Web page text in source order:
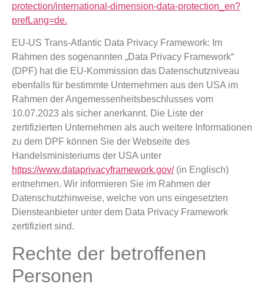
protection/international-dimension-data-protection_en?
prefLang=de.
EU-US Trans-Atlantic Data Privacy Framework: Im
Rahmen des sogenannten „Data Privacy Framework“
(DPF) hat die EU-Kommission das Datenschutzniveau
ebenfalls für bestimmte Unternehmen aus den USA im
Rahmen der Angemessenheitsbeschlusses vom
10.07.2023 als sicher anerkannt. Die Liste der
zertifizierten Unternehmen als auch weitere Informationen
zu dem DPF können Sie der Webseite des
Handelsministeriums der USA unter
https://www.dataprivacyframework.gov/(in Englisch)
entnehmen. Wir informieren Sie im Rahmen der
Datenschutzhinweise, welche von uns eingesetzten
Diensteanbieter unter dem Data Privacy Framework
zertifiziert sind.
Rechte der betroffenen
Personen